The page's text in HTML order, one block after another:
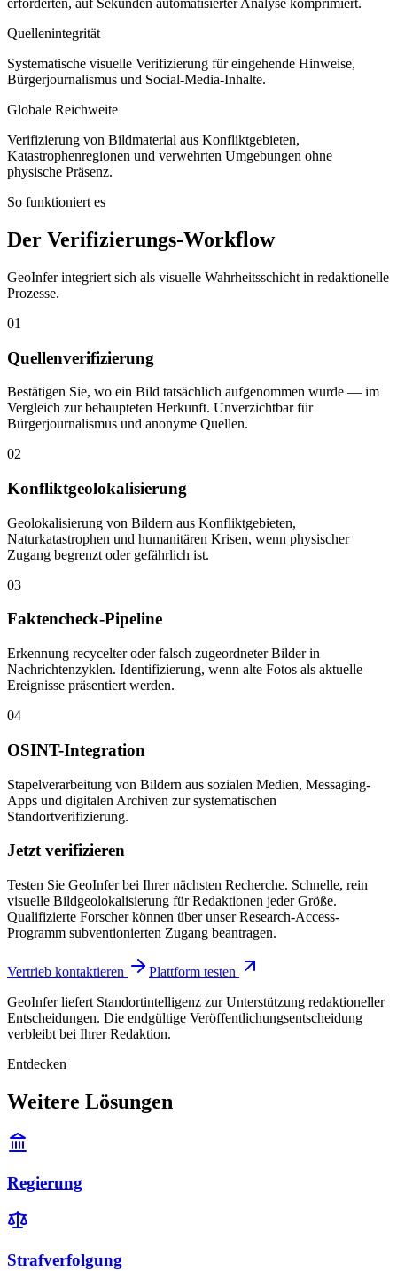
erforderten, auf Sekunden automatisierter Analyse komprimiert.
Quellenintegrität
Systematische visuelle Verifizierung für eingehende Hinweise,
Bürgerjournalismus und Social-Media-Inhalte.
Globale Reichweite
Verifizierung von Bildmaterial aus Konfliktgebieten,
Katastrophenregionen und verwehrten Umgebungen ohne
physische Präsenz.
So funktioniert es
Der Verifizierungs-Workflow
GeoInfer integriert sich als visuelle Wahrheitsschicht in redaktionelle
Prozesse.
01
Quellenverifizierung
Bestätigen Sie, wo ein Bild tatsächlich aufgenommen wurde — im
Vergleich zur behaupteten Herkunft. Unverzichtbar für
Bürgerjournalismus und anonyme Quellen.
02
Konfliktgeolokalisierung
Geolokalisierung von Bildern aus Konfliktgebieten,
Naturkatastrophen und humanitären Krisen, wenn physischer
Zugang begrenzt oder gefährlich ist.
03
Faktencheck-Pipeline
Erkennung recycelter oder falsch zugeordneter Bilder in
Nachrichtenzyklen. Identifizierung, wenn alte Fotos als aktuelle
Ereignisse präsentiert werden.
04
OSINT-Integration
Stapelverarbeitung von Bildern aus sozialen Medien, Messaging-
Apps und digitalen Archiven zur systematischen
Standortverifizierung.
Jetzt verifizieren
Testen Sie GeoInfer bei Ihrer nächsten Recherche. Schnelle, rein
visuelle Bildgeolokalisierung für Redaktionen jeder Größe.
Qualifizierte Forscher können über unser Research-Access-
Programm subventionierten Zugang beantragen.
Vertrieb kontaktieren
Plattform testen
GeoInfer liefert Standortintelligenz zur Unterstützung redaktioneller
Entscheidungen. Die endgültige Veröffentlichungsentscheidung
verbleibt bei Ihrer Redaktion.
Entdecken
Weitere Lösungen
Regierung
Strafverfolgung